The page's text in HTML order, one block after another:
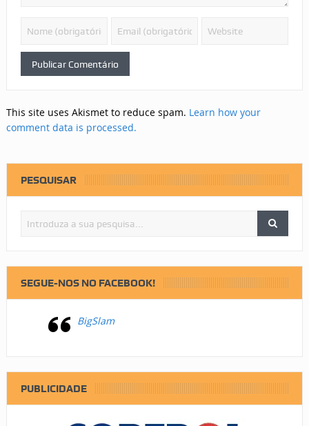
This site uses Akismet to reduce spam. Learn how your
comment data is processed.
PESQUISAR
SEGUE-NOS NO FACEBOOK!
BigSlam
PUBLICIDADE